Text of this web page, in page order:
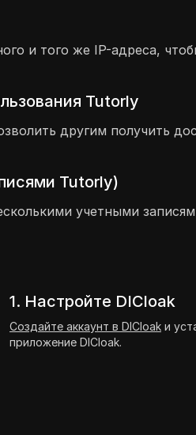
и того же IP-адреса,
Tutorly
другим получить
Tutorly)
учетными
1. Настройте DICloak
Создайте аккаунт в DICloak и
приложение DICloak.